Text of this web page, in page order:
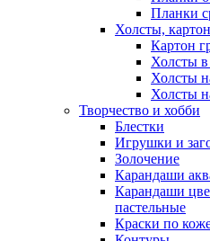
Планки
Холсты,
Картон
Холсты в
Холсты
Холсты
Творчество и хобби
Блестки
Игрушки и
Золочение
Карандаши
Карандаши
пастельные
Краски по